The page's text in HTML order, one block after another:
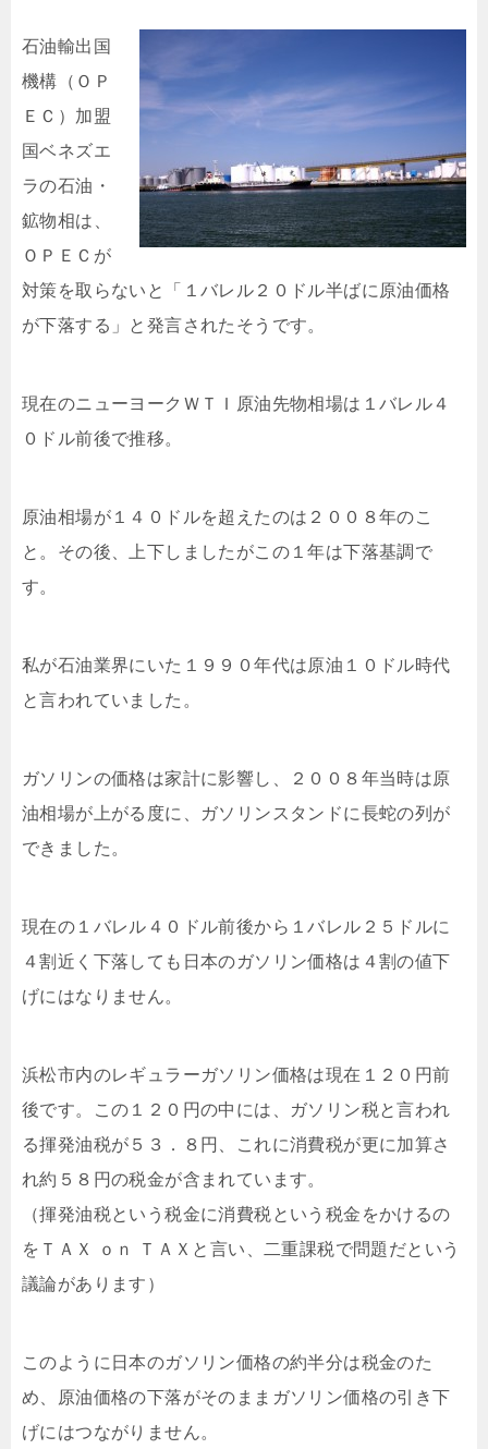
石油輸出国
機構（ＯＰ
ＥＣ）加盟
国ベネズエ
ラの石油・
鉱物相は、
ＯＰＥＣが
対策を取らないと「１バレル２０ドル半ばに原油価格
が下落する」と発言されたそうです。
現在のニューヨークＷＴＩ原油先物相場は１バレル４
０ドル前後で推移。
原油相場が１４０ドルを超えたのは２００８年のこ
と。その後、上下しましたがこの１年は下落基調で
す。
私が石油業界にいた１９９０年代は原油１０ドル時代
と言われていました。
ガソリンの価格は家計に影響し、２００８年当時は原
油相場が上がる度に、ガソリンスタンドに長蛇の列が
できました。
現在の１バレル４０ドル前後から１バレル２５ドルに
４割近く下落しても日本のガソリン価格は４割の値下
げにはなりません。
浜松市内のレギュラーガソリン価格は現在１２０円前
後です。この１２０円の中には、ガソリン税と言われ
る揮発油税が５３．８円、これに消費税が更に加算さ
れ約５８円の税金が含まれています。
（揮発油税という税金に消費税という税金をかけるの
をＴＡＸ ｏｎ ＴＡＸと言い、二重課税で問題だという
議論があります）
このように日本のガソリン価格の約半分は税金のた
め、原油価格の下落がそのままガソリン価格の引き下
げにはつながりません。